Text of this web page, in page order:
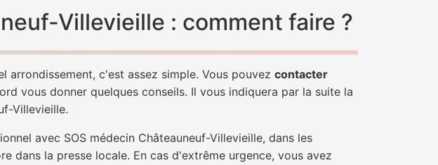
Villevieille : comment faire ?
arrondissement, c'est assez simple. Vous pouvez contacter
vous donner quelques conseils. Il vous indiquera par la suite la
Villevieille.
avec SOS médecin Châteauneuf-Villevieille, dans les
dans la presse locale. En cas d'extrême urgence, vous avez